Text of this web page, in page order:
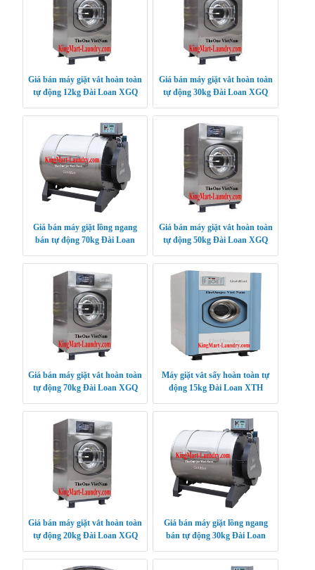
Giá bán máy giặt vắt hoàn toàn
tự động 12kg Đài Loan XGQ
Giá bán máy giặt vắt hoàn toàn
tự động 30kg Đài Loan XGQ
Giá bán máy giặt lồng ngang
bán tự động 70kg Đài Loan
Giá bán máy giặt vắt hoàn toàn
tự động 50kg Đài Loan XGQ
Giá bán máy giặt vắt hoàn toàn
tự động 70kg Đài Loan XGQ
Máy giặt vắt sấy hoàn toàn tự
động 15kg Đài Loan XTH
Giá bán máy giặt vắt hoàn toàn
tự động 20kg Đài Loan XGQ
Giá bán máy giặt lồng ngang
bán tự động 30kg Đài Loan